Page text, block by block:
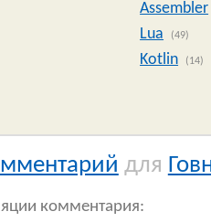
Assembler
Lua
(49)
Kotlin (14)
для
комментария: